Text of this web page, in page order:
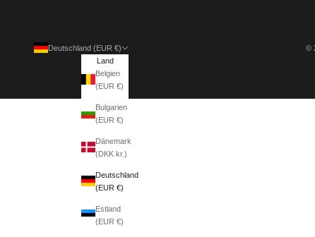
Deutschland (EUR €)
Land
Belgien
(EUR €)
Bulgarien
(EUR €)
Dänemark
(DKK kr.)
Deutschland
(EUR €)
Estland
(EUR €)
©